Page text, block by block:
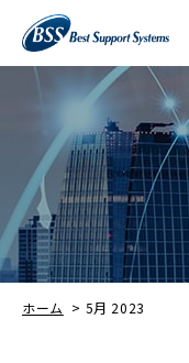
ホーム > 5月 2023